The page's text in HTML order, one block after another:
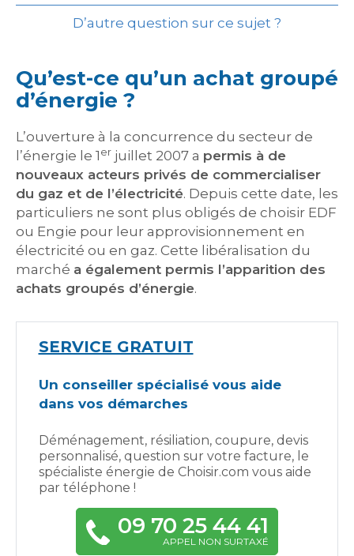
D’autre question sur ce sujet ?
Qu’est-ce qu’un achat groupé
d’énergie ?
L’ouverture à la concurrence du secteur de
l’énergie le 1 er juillet 2007 a permis à de
nouveaux acteurs privés de commercialiser
du gaz et de l’électricité. Depuis cette date, les
particuliers ne sont plus obligés de choisir EDF
ou Engie pour leur approvisionnement en
électricité ou en gaz. Cette libéralisation du
marché a également permis l’apparition des
achats groupés d’énergie.
SERVICE GRATUIT
Un conseiller spécialisé vous aide
dans vos démarches
Déménagement, résiliation, coupure, devis
personnalisé, question sur votre facture, le
spécialiste énergie de Choisir.com vous aide
par téléphone !
09 70 25 44 41
APPEL NON SURTAXÉ